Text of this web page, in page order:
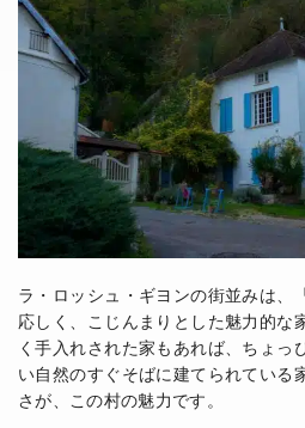
ラ・ロッシュ・ギヨンの街並みは、
応しく、こじんまりとした魅力的な
く手入れされた家もあれば、ちょっ
い自然のすぐそばに建てられている
さが、この村の魅力です。